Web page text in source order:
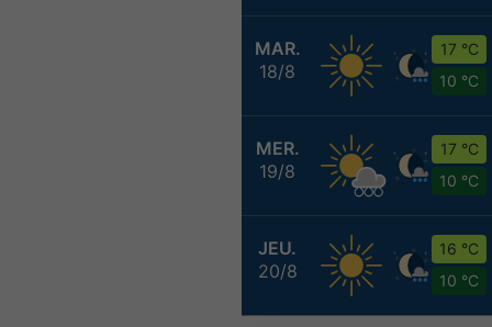
MAR.
18/8
17 °C
10 °C
MER.
19/8
17 °C
10 °C
JEU.
20/8
16 °C
10 °C